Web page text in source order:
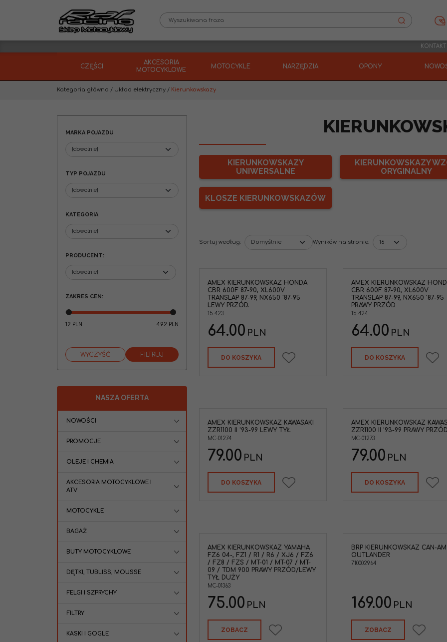
KONTAKT
CZĘŚCI
AKCESORIA
MOTOCYKLOWE
MOTOCYKLE NARZĘDZIA OPONY
Kategoria główna / Układ elektryczny / Kierunkowskazy
KIERUNKOWSKAZY
UNIWERSALNE
KIERUNKOWSKAZY
ORYGINALNY
KLOSZE KIERUNKOWSKAZÓW
Sortuj według: Wyników na stronie:
AMEX KIERUNKOWSKAZ HONDA
CBR 600F 87-90, XL600V
TRANSLAP 87-99, NX650 '87-95
LEWY PRZÓD.
15-423
64.00 PLN
DO KOSZYKA
AMEX KIERUNKOWSKAZ
CBR 600F 87-90, XL600V
TRANSLAP 87-99, NX650 '87-95
PRAWY PRZÓD
15-424
64.00 PLN
DO KOSZYKA
AMEX KIERUNKOWSKAZ KAWASAKI
ZZR1100 II '93-99 LEWY TYŁ
MC-01274
79.00 PLN
DO KOSZYKA
AMEX KIERUNKOWSKAZ
ZZR1100 II '93-99 PRAWY PRZÓD
MC-01273
79.00 PLN
DO KOSZYKA
AMEX KIERUNKOWSKAZ YAMAHA
FZ6 04-, FZ1 / R1 / R6 / XJ6 / FZ6
/ FZ8 / FZS / MT-01 / MT-07 / MT-
09 / TDM 900 PRAWY PRZÓD/LEWY
TYŁ DUŻY
MC-01363
75.00 PLN
ZOBACZ
BRP Kierunkowskaz Can-Am
Outlander
Marka pojazdu: CAN-AM
BRP KIERUNKOWSKAZ CAN-AM
OUTLANDER
710002964
169.00 PLN
ZOBACZ
AL9001-2
dynamiczne
MARKA POJAZDU
TYP POJAZDU
KATEGORIA
PRODUCENT:
ZAKRES CEN:
12 PLN 492 PLN
NASZA OFERTA
NOWOŚCI
PROMOCJE
OLEJE I CHEMIA
AKCESORIA MOTOCYKLOWE I
ATV
MOTOCYKLE
BAGAŻ
BUTY MOTOCYKLOWE
DĘTKI, TUBLISS, MOUSSE
FELGI I SZPRYCHY
FILTRY
KASKI I GOGLE